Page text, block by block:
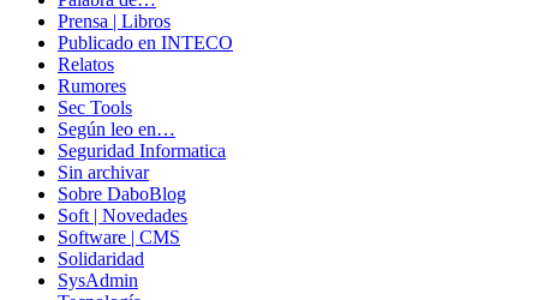
Prensa | Libros
Publicado en INTECO
Relatos
Rumores
Sec Tools
Según leo en…
Seguridad Informatica
Sin archivar
Sobre DaboBlog
Soft | Novedades
Software | CMS
Solidaridad
SysAdmin